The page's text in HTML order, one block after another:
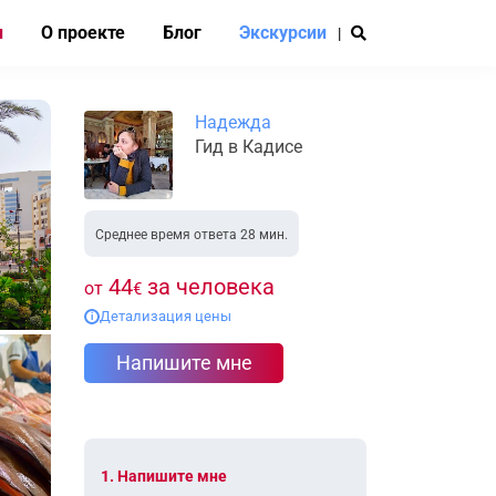
О проекте Блог Экскурсии |
Надежда
Гид в Кадисе
Среднее время ответа 28 мин.
от 44€ за человека
i Детализация цены
Напишите мне
1. Напишите мне